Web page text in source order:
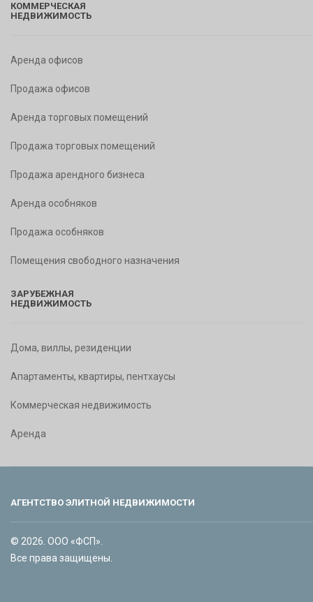
КОММЕРЧЕСКАЯ
НЕДВИЖИМОСТЬ
Аренда офисов
Продажа офисов
Аренда торговых помещений
Продажа торговых помещений
Продажа арендного бизнеса
Аренда особняков
Продажа особняков
Помещения свободного назначения
ЗАРУБЕЖНАЯ
НЕДВИЖИМОСТЬ
Дома, виллы, резиденции
Апартаменты, квартиры, пентхаусы
Коммерческая недвижимость
Аренда
АГЕНТСТВО ЭЛИТНОЙ НЕДВИЖИМОСТИ
© 2026. ООО «ФСП».
Все права защищены.